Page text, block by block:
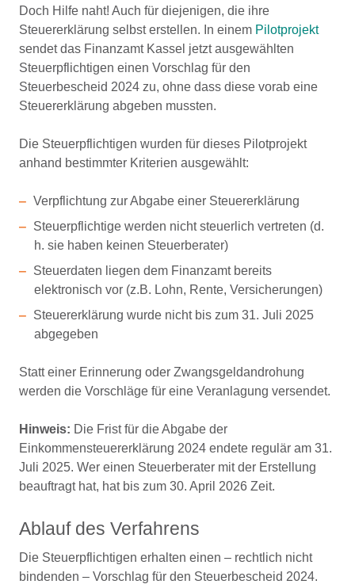
Doch Hilfe naht! Auch für diejenigen, die ihre
Steuererklärung selbst erstellen. In einem Pilotprojekt
sendet das Finanzamt Kassel jetzt ausgewählten
Steuerpflichtigen einen Vorschlag für den
Steuerbescheid 2024 zu, ohne dass diese vorab eine
Steuererklärung abgeben mussten.
Die Steuerpflichtigen wurden für dieses Pilotprojekt
anhand bestimmter Kriterien ausgewählt:
Verpflichtung zur Abgabe einer Steuererklärung
Steuerpflichtige werden nicht steuerlich vertreten (d.
h. sie haben keinen Steuerberater)
Steuerdaten liegen dem Finanzamt bereits
elektronisch vor (z.B. Lohn, Rente, Versicherungen)
Steuererklärung wurde nicht bis zum 31. Juli 2025
abgegeben
Statt einer Erinnerung oder Zwangsgeldandrohung
werden die Vorschläge für eine Veranlagung versendet.
Hinweis: Die Frist für die Abgabe der
Einkommensteuererklärung 2024 endete regulär am 31.
Juli 2025. Wer einen Steuerberater mit der Erstellung
beauftragt hat, hat bis zum 30. April 2026 Zeit.
Ablauf des Verfahrens
Die Steuerpflichtigen erhalten einen – rechtlich nicht
bindenden – Vorschlag für den Steuerbescheid 2024.